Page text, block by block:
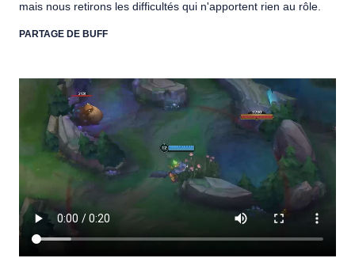
mais nous retirons les difficultés qui n'apportent rien au rôle.
PARTAGE DE BUFF